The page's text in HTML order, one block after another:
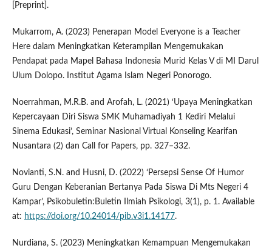
[Preprint].
Mukarrom, A. (2023) Penerapan Model Everyone is a Teacher
Here dalam Meningkatkan Keterampilan Mengemukakan
Pendapat pada Mapel Bahasa Indonesia Murid Kelas V di MI Darul
Ulum Dolopo. Institut Agama Islam Negeri Ponorogo.
Noerrahman, M.R.B. and Arofah, L. (2021) ‘Upaya Meningkatkan
Kepercayaan Diri Siswa SMK Muhamadiyah 1 Kediri Melalui
Sinema Edukasi’, Seminar Nasional Virtual Konseling Kearifan
Nusantara (2) dan Call for Papers, pp. 327–332.
Novianti, S.N. and Husni, D. (2022) ‘Persepsi Sense Of Humor
Guru Dengan Keberanian Bertanya Pada Siswa Di Mts Negeri 4
Kampar’, Psikobuletin:Buletin Ilmiah Psikologi, 3(1), p. 1. Available
at: https://doi.org/10.24014/pib.v3i1.14177.
Nurdiana, S. (2023) Meningkatkan Kemampuan Mengemukakan